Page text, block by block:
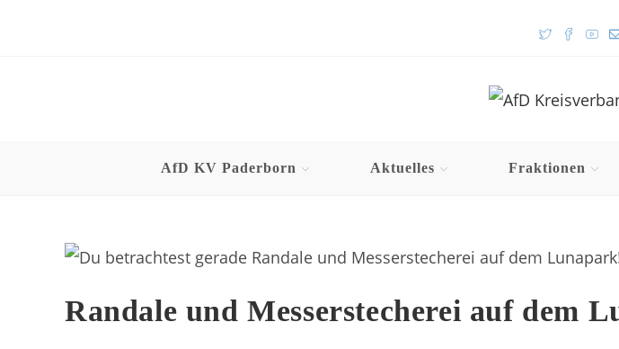
AfD KV Paderborn Aktuelles Fraktionen
Randale und Messerstecherei auf dem